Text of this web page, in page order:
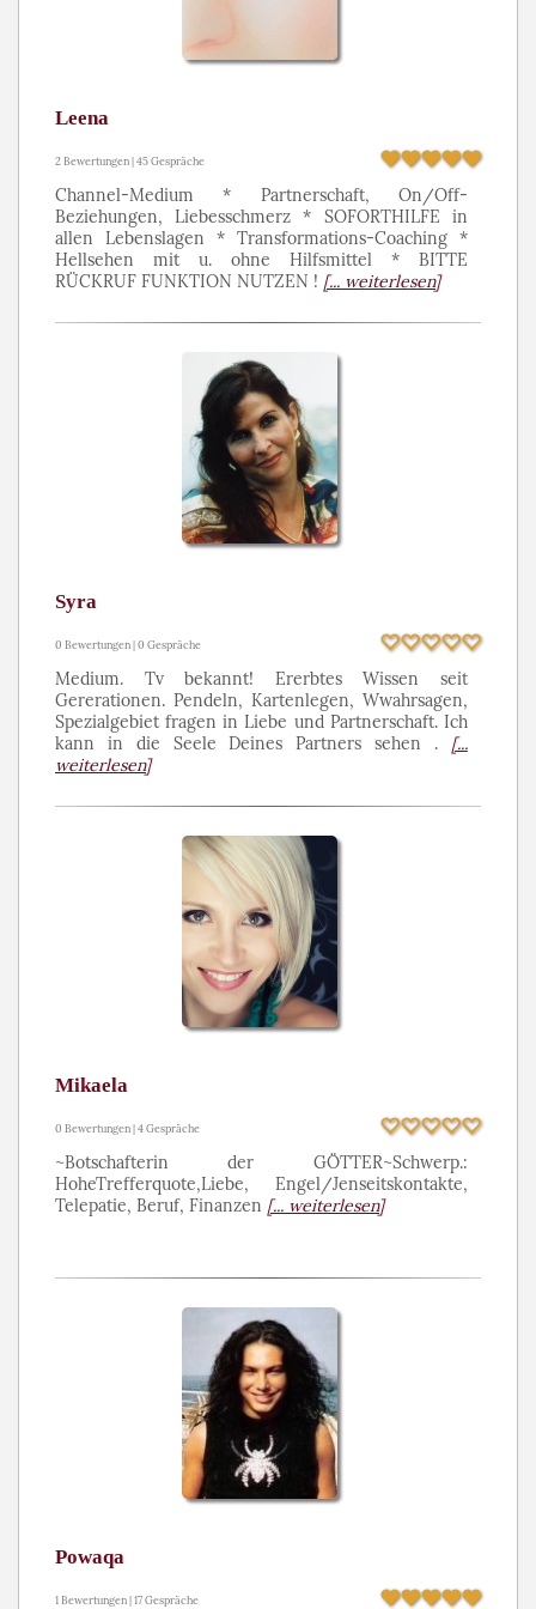
Leena
2 Bewertungen | 45 Gespräche
Channel-Medium * Partnerschaft, On/Off-
Beziehungen, Liebesschmerz * SOFORTHILFE in
allen Lebenslagen * Transformations-Coaching *
Hellsehen mit u. ohne Hilfsmittel * BITTE
RÜCKRUF FUNKTION NUTZEN ! [... weiterlesen]
Syra
0 Bewertungen | 0 Gespräche
Medium. Tv bekannt! Ererbtes Wissen seit
Gererationen. Pendeln, Kartenlegen, Wwahrsagen,
Spezialgebiet fragen in Liebe und Partnerschaft. Ich
kann in die Seele Deines Partners sehen . [...
weiterlesen]
Mikaela
0 Bewertungen | 4 Gespräche
~Botschafterin der GÖTTER~Schwerp.:
HoheTrefferquote,Liebe, Engel/Jenseitskontakte,
Telepatie, Beruf, Finanzen [... weiterlesen]
Powaqa
1 Bewertungen | 17 Gespräche